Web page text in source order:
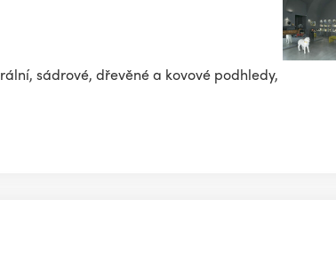
sádrové, dřevěné a kovové podhledy,